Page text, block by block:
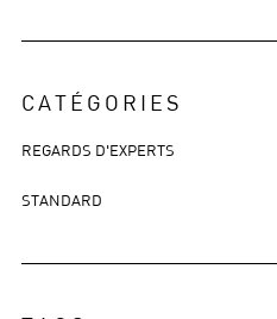
CATÉGORIES
REGARDS D'EXPERTS
STANDARD